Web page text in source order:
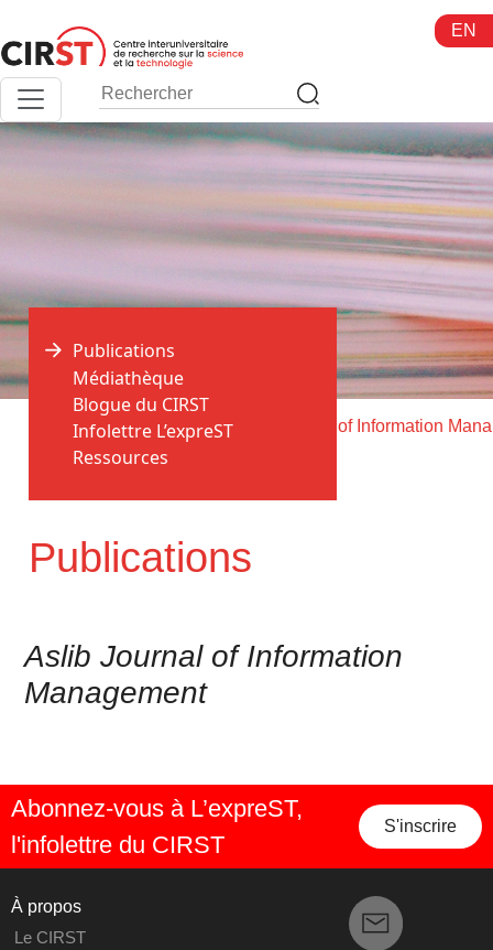
au
contenu
EN
Accueil > Publications >
Publications
Publications
Médiathèque
Blogue du CIRST
Infolettre L’expreST
Ressources
Aslib Journal of Information
Management
Abonnez-vous à L’expreST,
l'infolettre du CIRST
S'inscrire
À propos
Le CIRST